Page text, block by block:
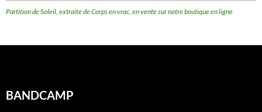
Partition de Soleil, extraite de Corps en vrac, en vente sur notre boutique en ligne
BANDCAMP